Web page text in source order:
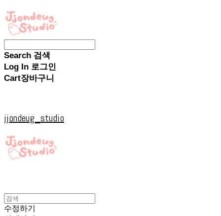
Search 검색
Log In 로그인
Cart장바구니
jjondeug_studio
수정하기